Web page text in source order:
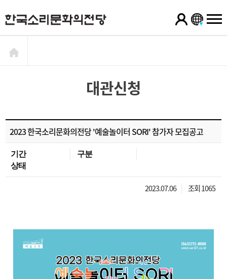
대관신청
2023 한국소리문화의전당 '예술놀이터 SORI' 참가자 모집공고
기간
구분
상태
2023.07.06 조회 1065